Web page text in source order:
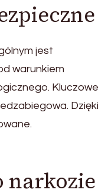
jest
warunkiem
Kluczowe
Dzięki
narkozie